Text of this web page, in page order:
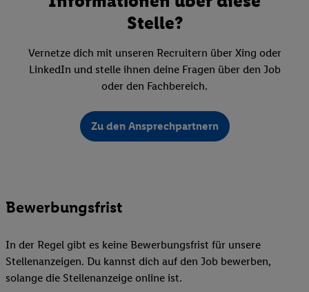
Stelle?
Vernetze dich mit unseren Recruitern über Xing oder
LinkedIn und stelle ihnen deine Fragen über den Job
oder den Fachbereich.
Zu den Ansprechpartnern
Bewerbungsfrist
In der Regel gibt es keine Bewerbungsfrist für unsere
Stellenanzeigen. Du kannst dich auf den Job bewerben,
solange die Stellenanzeige online ist.